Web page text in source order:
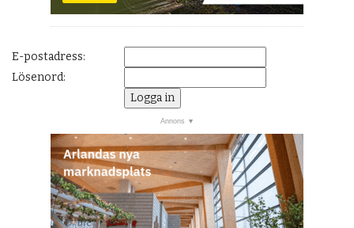
PRENUMERERA
OM OSS
E-postadress:
Lösenord: